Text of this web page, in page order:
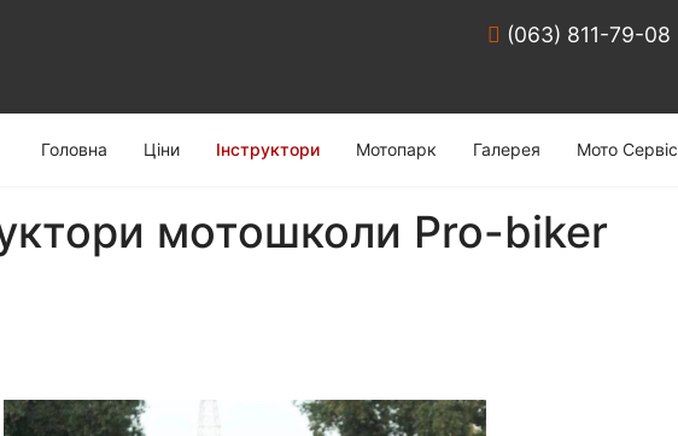
(063) 811-79-08
Головна Ціни Інструктори Мотопарк Галерея Мото Сервiс
мотошколи Pro-biker